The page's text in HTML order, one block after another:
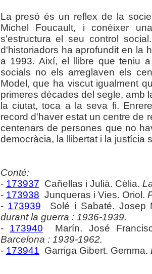
La presó és un reflex de la
Michel Foucault, i conèixer
s'estructura el seu control
d'historiadors ha aprofundit en la
a 1993. Així, el llibre que teniu
socials no els arreglaven els
Model, que ha viscut igualment
primeres dècades del segle, amb
la ciutat, toca a la seva fi.
record d'haver estat un centre de
centenars de persones que no
democràcia, la llibertat i la justícia
Conté:
- 173937 Cañellas i Julià. Cèlia.
- 173938 Junqueras i Vies. Oriol.
- 173939 Solé i Sabaté. Josep
durant la guerra : 1936-1939.
- 173940 Marín. José
Barcelona : 1939-1962.
- 173941 Garriga Gibert. Gemma.